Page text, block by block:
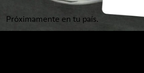
Próximamente en tu país.